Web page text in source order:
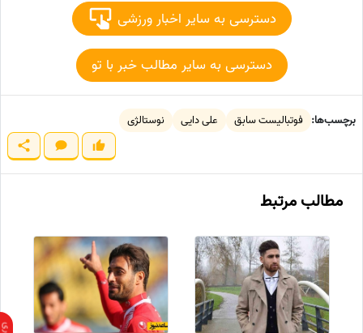
دسترسی به سایر اخبار ورزشی
دسترسی به سایر مطالب خبر با تو
برچسب‌ها: فوتبالیست سابق علی دایی نوستالژی
مطالب مرتبط